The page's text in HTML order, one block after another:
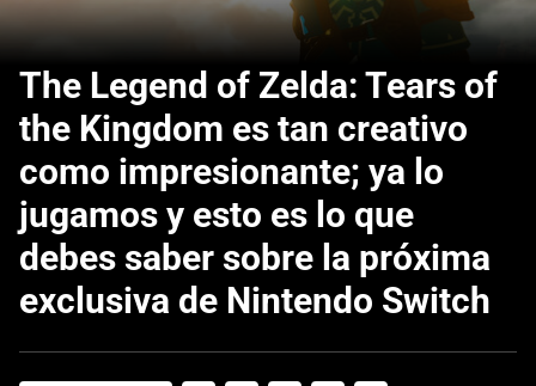
The Legend of Zelda: Tears of
the Kingdom es tan creativo
como impresionante; ya lo
jugamos y esto es lo que
debes saber sobre la próxima
exclusiva de Nintendo Switch